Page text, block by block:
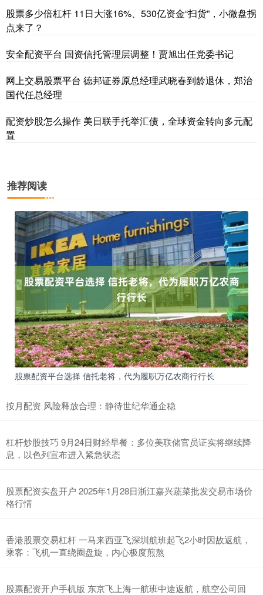
股票多少倍杠杆 11日大涨16%、530亿资金“扫货”，小微盘拐
点来了？
安全配资平台 国资信托管理层调整！贾旭出任党委书记
网上交易股票平台 德邦证券原总经理武晓春到龄退休，郑治
国代任总经理
配资炒股怎么操作 美日联手托举汇债，全球资金转向多元配
置
推荐阅读
股票配资平台选择 信托老将，代为履职万亿农商行行长
按月配资 风险释放合理：静待世纪华通企稳
杠杆炒股技巧 9月24日财经早餐：多位美联储官员证实将继续降
息，以色列宣布进入紧急状态
股票配资实盘开户 2025年1月28日浙江嘉兴蔬菜批发交易市场价
格行情
香港股票交易杠杆 一马来西亚飞深圳航班起飞2小时因故返航，
乘客：飞机一直绕圈盘旋，内心极度煎熬
股票配资开户手机版 东京飞上海一航班中途返航，航空公司回